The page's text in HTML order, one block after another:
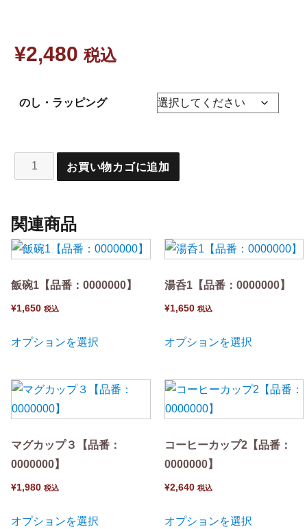
¥2,480 税込
のし・ラッピング
お買い物カゴに追加
関連商品
飯碗1【品番：0000000】
¥1,650 税込
オプションを選択
湯呑1【品番：0000000】
¥1,650 税込
オプションを選択
マグカップ３【品番：
0000000】
¥1,980 税込
オプションを選択
コーヒーカップ2【品番：
0000000】
¥2,640 税込
オプションを選択